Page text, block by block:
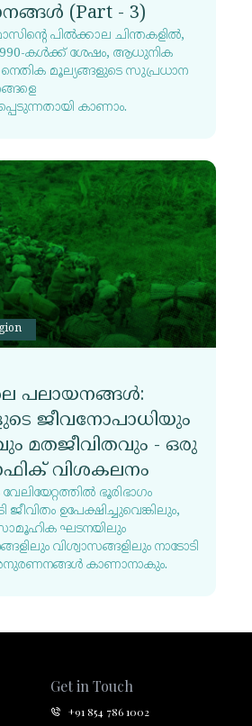
(Part - 3)
പിൽക്കാല ചിന്തകളിൽ,
കൾക്ക് ശേഷം, ആധുനിക
മൂല്യങ്ങളുടെ സുപ്രധാന
കാണാം.
പലായനങ്ങൾ:
ജീവനോപാധിയും
മതജീവിതവും - ഒരു
വിശകലനം
ഭൂരിഭാഗം
ഉപേക്ഷിച്ചുവെങ്കിലും,
ഘടനയിലും
വിശ്വാസങ്ങളിലും നാടോടി
അനുരണനങ്ങൾ കാണാനാകും.
Get in Touch
+91 854 786 1002